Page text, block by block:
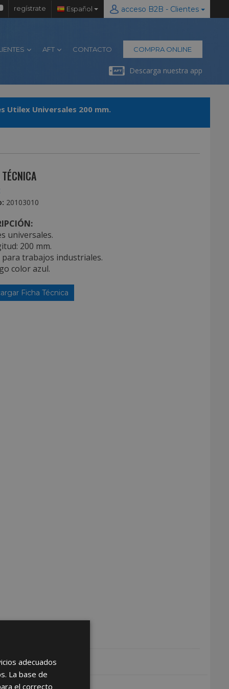
regístrate Español acceso B2B - Clientes
AFT CONTACTO COMPRA ONLINE
Descarga nuestra app
Alicates Utilex Universales 200 mm.
20103010
universales.
200 mm.
para trabajos industriales.
color azul.
Ficha Técnica
adecuados
La base de
el correcto